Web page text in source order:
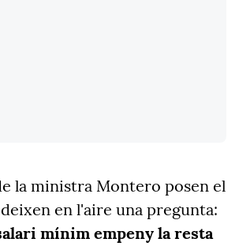
la ministra Montero posen el
en l'aire una pregunta:
mínim empeny la resta